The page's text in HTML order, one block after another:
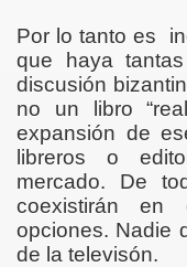
Por lo tanto es
que haya
discusión
no un libro
expansión de
libreros o
mercado. De
coexistirán
opciones. Nadie
de la televisón.